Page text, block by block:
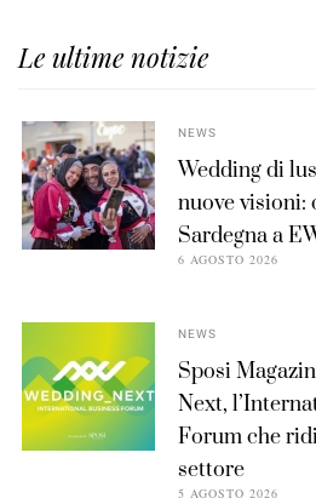
Le ultime notizie
NEWS
Wedding di
nuove visioni:
Sardegna a
6 AGOSTO 2026
NEWS
Sposi
Next,
Forum che
settore
5 AGOSTO 2026